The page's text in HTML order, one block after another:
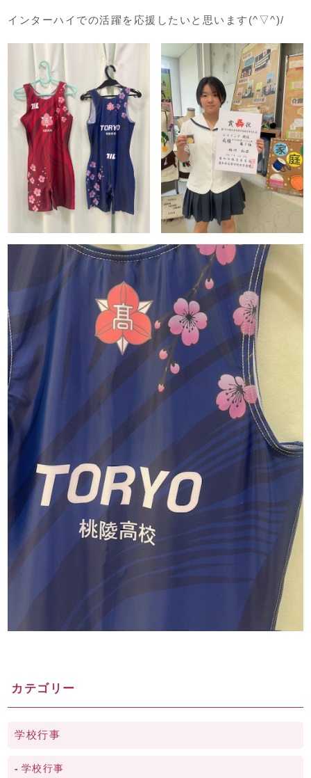
インターハイでの活躍を応援したいと思います(^▽^)/
カテゴリー
学校行事
学校行事